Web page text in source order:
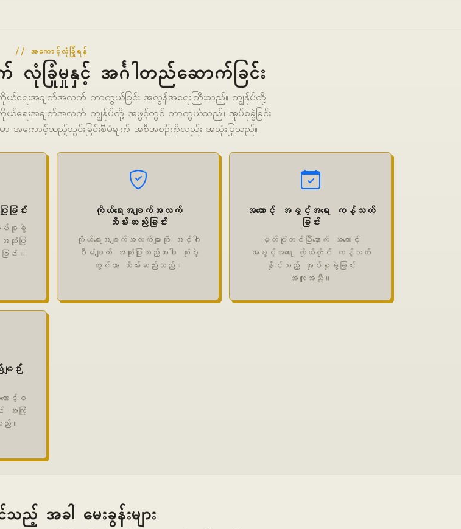
အကောင့်လုံခြုံရန်
ခြုံမှုနှင့် အင်္ဂါတည်ဆောက်ခြင်း
ရေးအချက်အလက် ကာကွယ်ခြင်း အလွန်အရေးကြီးသည်။ ကျွန်ုပ်တို့
ကိုယ်ရေးအချက်အလက် ကျွန်ုပ်တို့ အဖွင့်တွင် ကာကွယ်သည်။ အုပ်စုခွဲခြင်း
အကောင့်ထည့်သွင်းခြင်းစီမံချက် အစီအစဥ်ကိုလည်း အသုံးပြုသည်။
ြင်း
ပ်စုခွဲ
သုံးပြု
င်း။
ကိုယ်ရေးအချက်အလက်
သိမ်းဆည်းခြင်း
ကိုယ်ရေးအချက်အလက်များကို အင်္ဂါ
စီမံချက် အသုံးပြုသည့်အခါ သုံးပွဲ
တွင်သာ သိမ်းဆည်းသည်။
အကောင့် အခွင့်အရေး ကန့်သတ်
ခြင်း
မှတ်ပုံတင်ပြီးနောက် အကောင့်
အခွင့်အရေး ကိုယ်တိုင် ကန့်သတ်
နိုင်သည့် အုပ်စုခွဲခြင်း
အကူအညီ။
ျဉ်း
ကောင့်စ
း အကြုံ
ည်။
ည့် အခါ မေးခွန်းများ